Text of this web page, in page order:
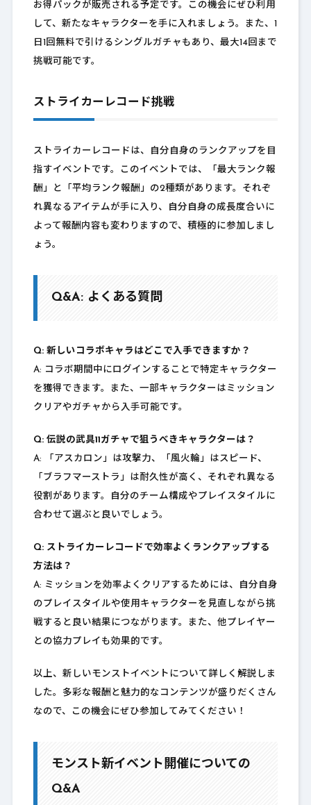
お得パックが販売される予定です。この機会にぜひ利用
して、新たなキャラクターを手に入れましょう。また、1
日1回無料で引けるシングルガチャもあり、最大14回まで
挑戦可能です。
ストライカーレコード挑戦
ストライカーレコードは、自分自身のランクアップを目
指すイベントです。このイベントでは、「最大ランク報
酬」と「平均ランク報酬」の2種類があります。それぞ
れ異なるアイテムが手に入り、自分自身の成長度合いに
よって報酬内容も変わりますので、積極的に参加しまし
ょう。
Q&A: よくある質問
Q: 新しいコラボキャラはどこで入手できますか？
A: コラボ期間中にログインすることで特定キャラクター
を獲得できます。また、一部キャラクターはミッション
クリアやガチャから入手可能です。
Q: 伝説の武具11ガチャで狙うべきキャラクターは？
A: 「アスカロン」は攻撃力、「風火輪」はスピード、
「ブラフマーストラ」は耐久性が高く、それぞれ異なる
役割があります。自分のチーム構成やプレイスタイルに
合わせて選ぶと良いでしょう。
Q: ストライカーレコードで効率よくランクアップする
方法は？
A: ミッションを効率よくクリアするためには、自分自身
のプレイスタイルや使用キャラクターを見直しながら挑
戦すると良い結果につながります。また、他プレイヤー
との協力プレイも効果的です。
以上、新しいモンストイベントについて詳しく解説しま
した。多彩な報酬と魅力的なコンテンツが盛りだくさん
なので、この機会にぜひ参加してみてください！
モンスト新イベント開催についての
Q&A